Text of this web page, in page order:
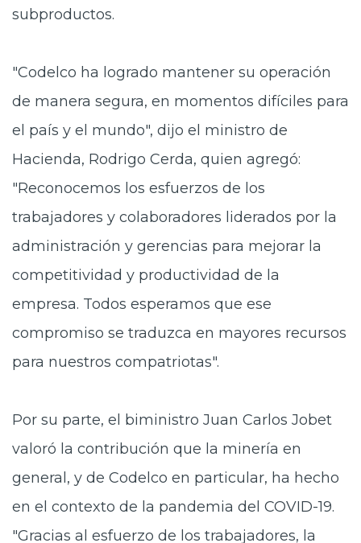
subproductos.
"Codelco ha logrado mantener su operación
de manera segura, en momentos difíciles para
el país y el mundo", dijo el ministro de
Hacienda, Rodrigo Cerda, quien agregó:
"Reconocemos los esfuerzos de los
trabajadores y colaboradores liderados por la
administración y gerencias para mejorar la
competitividad y productividad de la
empresa. Todos esperamos que ese
compromiso se traduzca en mayores recursos
para nuestros compatriotas".
Por su parte, el biministro Juan Carlos Jobet
valoró la contribución que la minería en
general, y de Codelco en particular, ha hecho
en el contexto de la pandemia del COVID-19.
"Gracias al esfuerzo de los trabajadores, la